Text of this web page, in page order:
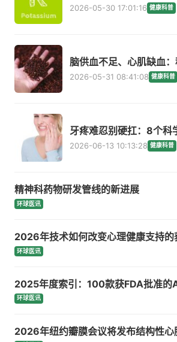
2026-05-30 17:01:16 健康科普
脑供血不足、心肌缺血
2026-05-31 08:41:08 健康科普
牙疼难忍别硬扛：8个科
2026-06-13 10:13:28 健康科普
精神科药物研发管线的新进展
环球医讯
2026年技术如何改变心理健康支持的
环球医讯
2025年度索引：100款获FDA批准的
环球医讯
2026年纽约瓣膜会议将发布结构性心